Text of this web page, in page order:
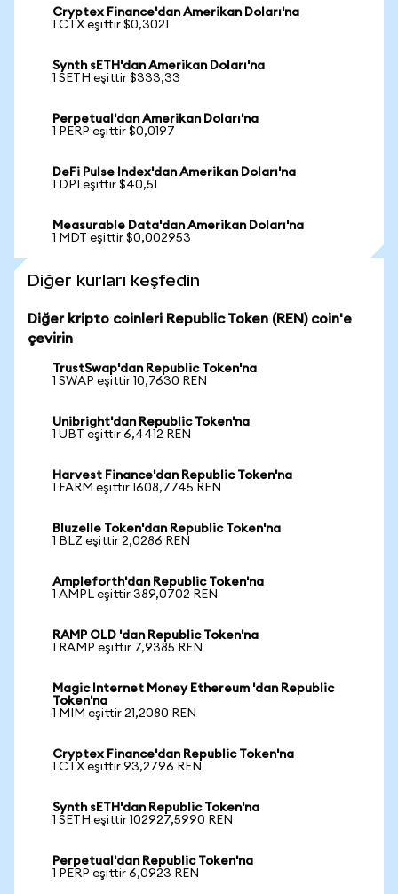
Cryptex Finance'dan Amerikan Doları'na
1 CTX eşittir $0,3021
Synth sETH'dan Amerikan Doları'na
1 SETH eşittir $333,33
Perpetual'dan Amerikan Doları'na
1 PERP eşittir $0,0197
DeFi Pulse Index'dan Amerikan Doları'na
1 DPI eşittir $40,51
Measurable Data'dan Amerikan Doları'na
1 MDT eşittir $0,002953
Diğer kurları keşfedin
Diğer kripto coinleri Republic Token (REN) coin'e
çevirin
TrustSwap'dan Republic Token'na
1 SWAP eşittir 10,7630 REN
Unibright'dan Republic Token'na
1 UBT eşittir 6,4412 REN
Harvest Finance'dan Republic Token'na
1 FARM eşittir 1608,7745 REN
Bluzelle Token'dan Republic Token'na
1 BLZ eşittir 2,0286 REN
Ampleforth'dan Republic Token'na
1 AMPL eşittir 389,0702 REN
RAMP OLD 'dan Republic Token'na
1 RAMP eşittir 7,9385 REN
Magic Internet Money Ethereum 'dan Republic
Token'na
1 MIM eşittir 21,2080 REN
Cryptex Finance'dan Republic Token'na
1 CTX eşittir 93,2796 REN
Synth sETH'dan Republic Token'na
1 SETH eşittir 102927,5990 REN
Perpetual'dan Republic Token'na
1 PERP eşittir 6,0923 REN